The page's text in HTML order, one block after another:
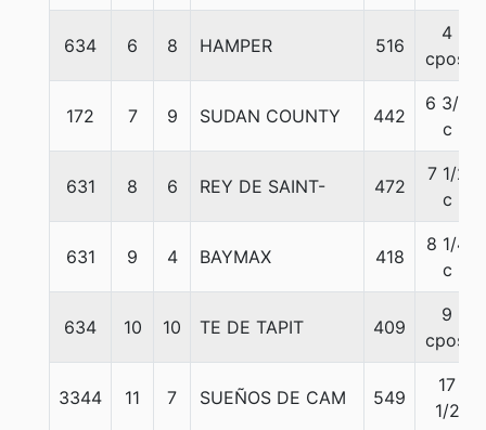
634 6 8 HAMPER 516
4
cpos.
172 7 9 SUDAN COUNTY 442
6 3/4
c
631 8 6 REY DE SAINT- 472
7 1/2
c
631 9 4 BAYMAX 418
8 1/4
c
634 10 10 TE DE TAPIT 409
9
cpos.
3344 11 7 SUEÑOS DE CAM 549
17
1/2